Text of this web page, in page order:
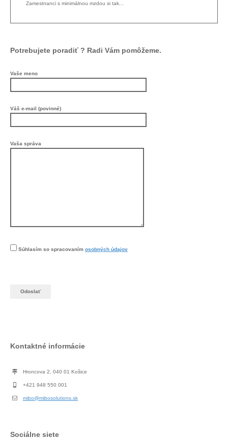
Zamestnanci s minimálnou mzdou si tak...
Potrebujete poradiť ? Radi Vám pomôžeme.
Vaše meno
Váš e-mail (povinné)
Vaša správa
Súhlasím so spracovaním osobných údajov
Kontaktné informácie
Hroncova 2, 040 01 Košice
+421 948 550 001
mibo@mibosolutions.sk
Sociálne siete